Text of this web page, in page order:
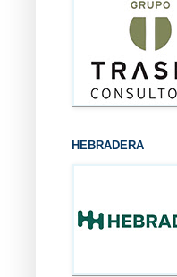
HEBRADERA